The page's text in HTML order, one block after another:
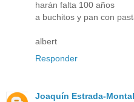
harán falta 100 años
a buchitos y pan con
albert
Responder
Joaquín Estrada-